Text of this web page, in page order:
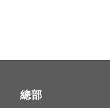
總部